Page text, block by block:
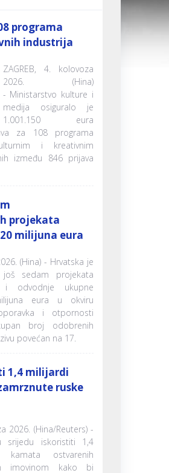
programa
industrija
ZAGREB, 4. kolovoza
2026. (Hina)
- Ministarstvo kulture i
medija osiguralo je
1.001.150 eura
za 108 programa
i kreativnim
između 846 prijava
projekata
milijuna eura
(Hina) - Hrvatska je
još sedam projekata
i odvodnje ukupne
eura u okviru
i otpornosti
broj odobrenih
povećan na 17.
1,4 milijardi
ruske
2026. (Hina/Reuters) -
srijedu iskoristiti 1,4
ostvarenih
imovinom kako bi